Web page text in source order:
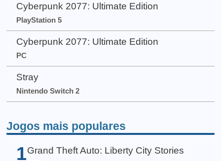
Cyberpunk 2077: Ultimate Edition
PlayStation 5
Cyberpunk 2077: Ultimate Edition
PC
Stray
Nintendo Switch 2
Jogos mais populares
1 Grand Theft Auto: Liberty City Stories